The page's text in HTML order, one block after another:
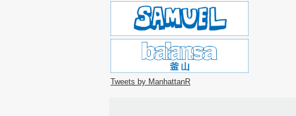
Tweets by ManhattanR